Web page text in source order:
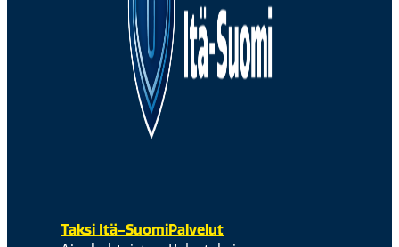
Taksi Itä-SuomiPalvelut